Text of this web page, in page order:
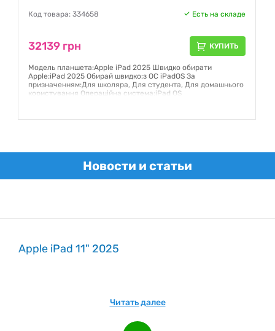
Код товара: 334658 Есть на складе
32139 грн КУПИТЬ
Модель планшета:Apple iPad 2025 Швидко обирати
Apple:iPad 2025 Обирай швидко:з ОС iPadOS За
призначенням:Для школяра, Для студента, Для домашнього
користування Операційна система:iPad OS
Новости и статьи
Apple iPad 11" 2025
Читать далее